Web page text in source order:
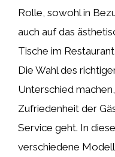
Rolle, sowohl in
auch auf das
Tische im
Die Wahl des
Unterschied
Zufriedenheit der
Service geht. In
verschiedene